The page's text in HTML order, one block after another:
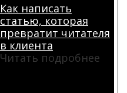
Как написать
статью, которая
превратит читателя
в клиента
Читать подробнее